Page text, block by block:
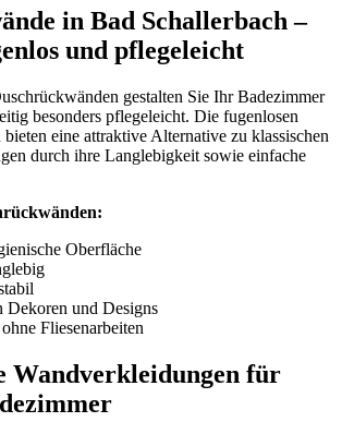
in Bad Schallerbach –
und pflegeleicht
gestalten Sie Ihr Badezimmer
besonders pflegeleicht. Die fugenlosen
eine attraktive Alternative zu klassischen
durch ihre Langlebigkeit sowie einfache
Oberfläche
Dekoren und Designs
Fliesenarbeiten
Wandverkleidungen für